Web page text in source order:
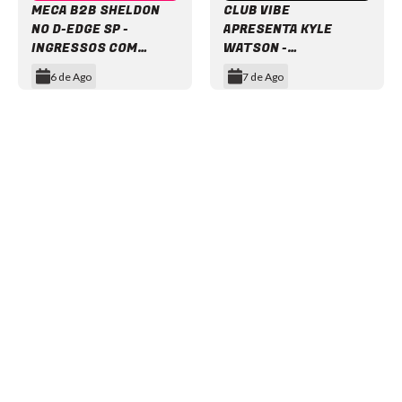
MECA B2B SHELDON
NO D-EDGE SP -
INGRESSOS COM
DESCONTO
6 de Ago
CLUB VIBE
APRESENTA KYLE
WATSON -
INGRESSOS COM
DESCONTO
7 de Ago